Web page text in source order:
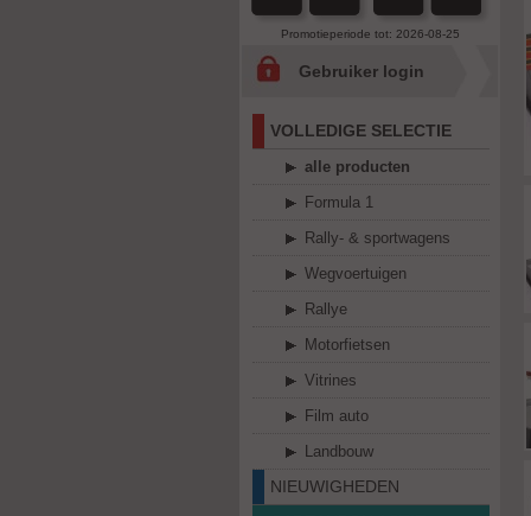
Promotieperiode tot: 2026-08-25
Gebruiker login
VOLLEDIGE SELECTIE
alle producten
Formula 1
Rally- & sportwagens
Wegvoertuigen
Rallye
Motorfietsen
Vitrines
Film auto
Landbouw
NIEUWIGHEDEN